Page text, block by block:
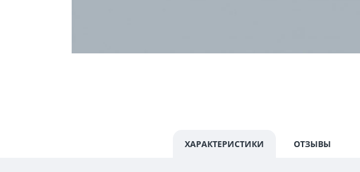
ХАРАКТЕРИСТИКИ ОТЗЫВЫ